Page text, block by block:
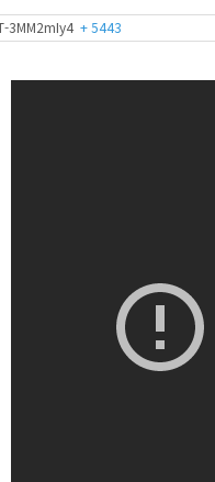
3MM2mIy4 + 5443